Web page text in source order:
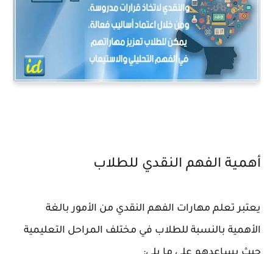
أهمية الفهم النقدي للطلاب
يعتبر تعلم مهارات الفهم النقدي من الأمور بالغة
الأهمية بالنسبة للطلاب في مختلف المراحل التعليمية